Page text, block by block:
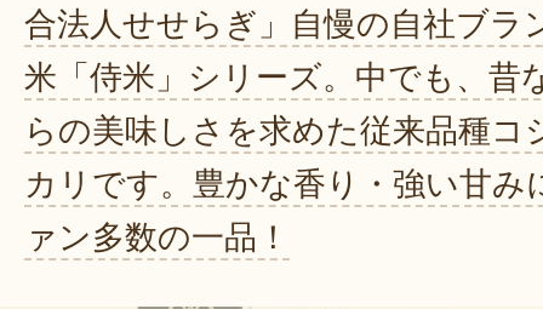
合法人せせらぎ」自慢の自社ブラ
米「侍米」シリーズ。中でも、昔
らの美味しさを求めた従来品種コ
カリです。豊かな香り・強い甘み
ァン多数の一品！